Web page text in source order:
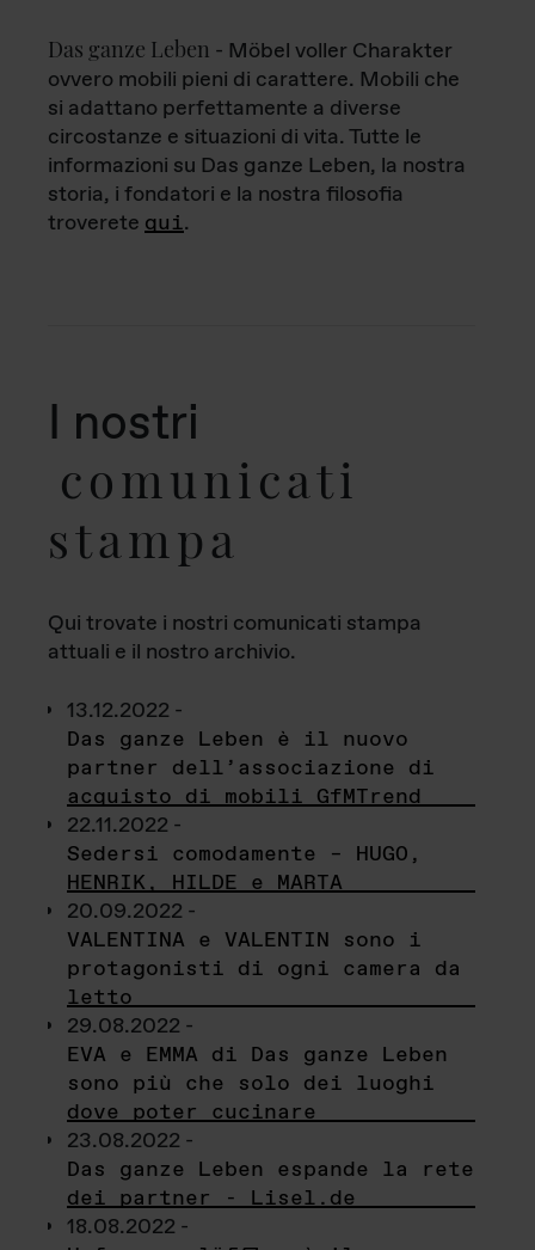
Das ganze Leben - Möbel voller Charakter
ovvero mobili pieni di carattere. Mobili che
si adattano perfettamente a diverse
circostanze e situazioni di vita. Tutte le
informazioni su Das ganze Leben, la nostra
storia, i fondatori e la nostra filosofia
troverete qui.
I nostri
comunicati
stampa
Qui trovate i nostri comunicati stampa
attuali e il nostro archivio.
13.12.2022 -
Das ganze Leben è il nuovo
partner dell’associazione di
acquisto di mobili GfMTrend
22.11.2022 -
Sedersi comodamente – HUGO,
HENRIK, HILDE e MARTA
20.09.2022 -
VALENTINA e VALENTIN sono i
protagonisti di ogni camera da
letto
29.08.2022 -
EVA e EMMA di Das ganze Leben
sono più che solo dei luoghi
dove poter cucinare
23.08.2022 -
Das ganze Leben espande la rete
dei partner - Lisel.de
18.08.2022 -